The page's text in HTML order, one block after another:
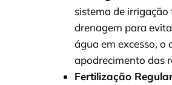
sistema de
drenagem para
água em excesso, o
apodrecimento das
Fertilização